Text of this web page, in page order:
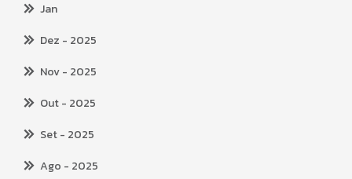
Jan
Dez - 2025
Nov- 2025
Out- 2025
Set- 2025
Ago - 2025